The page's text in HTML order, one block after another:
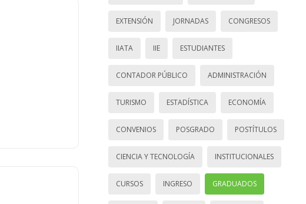
EXTENSIÓN JORNADAS CONGRESOS
IIATA IIE ESTUDIANTES
CONTADOR PÚBLICO ADMINISTRACIÓN
TURISMO ESTADÍSTICA ECONOMÍA
CONVENIOS POSGRADO POSTÍTULOS
CIENCIA Y TECNOLOGÍA INSTITUCIONALES
CURSOS INGRESO GRADUADOS